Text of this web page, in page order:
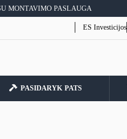
MONTAVIMO PASLAUGA
ES Investicijos
PASIDARYK PATS